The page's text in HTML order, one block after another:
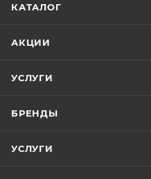
КАТАЛОГ
АКЦИИ
УСЛУГИ
БРЕНДЫ
УСЛУГИ